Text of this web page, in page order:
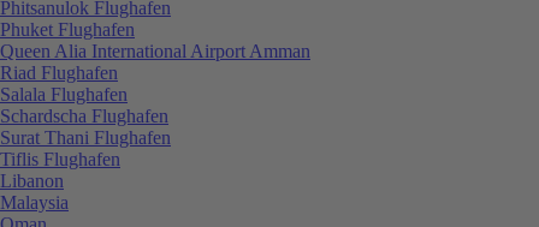
Phitsanulok Flughafen
Phuket Flughafen
Queen Alia International Airport Amman
Riad Flughafen
Salala Flughafen
Schardscha Flughafen
Surat Thani Flughafen
Tiflis Flughafen
Libanon
Malaysia